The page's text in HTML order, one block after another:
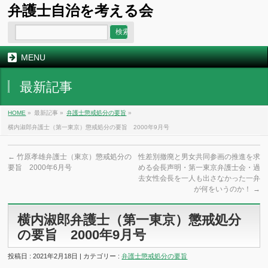
弁護士自治を考える会
MENU
最新記事
HOME » 最新記事 » 弁護士懲戒処分の要旨 »
横内淑郎弁護士（第一東京）懲戒処分の要旨 2000年9月号
← 竹原孝雄弁護士（東京）懲戒処分の
要旨 2000年6月号
性差別撤廃と男女共同参画の推進を求
める会長声明・第一東京弁護士会・過
去女性会長を一人も出さなかった一弁
が何をいうのか！
→
横内淑郎弁護士（第一東京）懲戒処分
の要旨 2000年9月号
投稿日 : 2021年2月18日 | カテゴリー :弁護士懲戒処分の要旨